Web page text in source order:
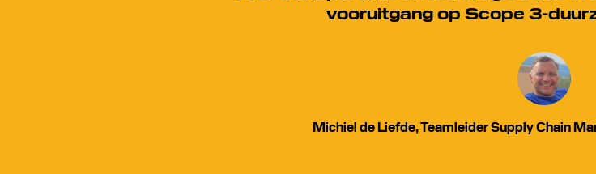
vooruitgang op Scope 3-
Michiel de Liefde, Teamleider Supply Chain